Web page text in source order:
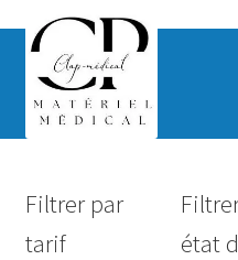
Hygiène
Filtrer par
tarif
état